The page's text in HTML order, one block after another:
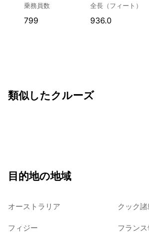
乗務員数
799
全長（フィート）
936.0
類似したクルーズ
目的地の地域
オーストラリア クック諸
フィジー フラン